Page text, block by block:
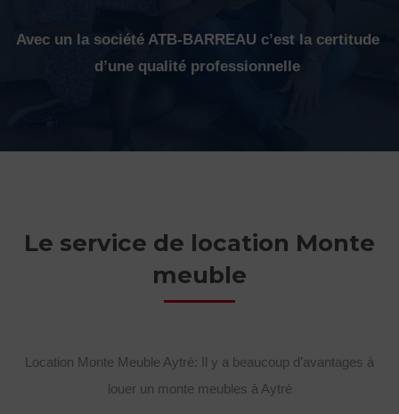
Avec un la société ATB-BARREAU c’est la certitude
d’une qualité professionnelle
Le service de location Monte
meuble
Location Monte Meuble Aytré: Il y a beaucoup d’avantages à
louer un monte meubles à Aytré